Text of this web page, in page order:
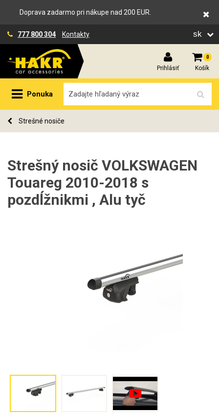
Doprava zadarmo pri nákupe nad 200 EUR.
777 800 304 Kontakty sk
Prihlásiť
0
Košík
Ponuka
Strešné nosiče
Strešný nosič VOLKSWAGEN
Touareg 2010-2018 s
pozdĺžnikmi , Alu tyč